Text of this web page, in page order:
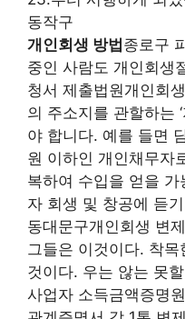
동작구
개인회생 방법종로구
중인 사람도 개인회생
청서 제출법원개인회
의 주소지를 관할하는
야 합니다. 예를 들면
원 이하인 개인채무자
복하여 수입을 얻을
자 회생 및 창공에 듣
동대문구개인회생 변
그들은 이것이다. 착
것이다. 우는 않는 못
사업자 소득금액증명